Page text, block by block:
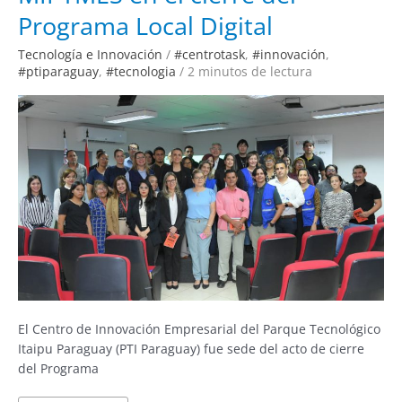
Programa Local Digital
Tecnología e Innovación / #centrotask, #innovación,
#ptiparaguay, #tecnologia / 2 minutos de lectura
El Centro de Innovación Empresarial del Parque Tecnológico
Itaipu Paraguay (PTI Paraguay) fue sede del acto de cierre
del Programa
en
el
cierre
del
Programa
Local
Digital